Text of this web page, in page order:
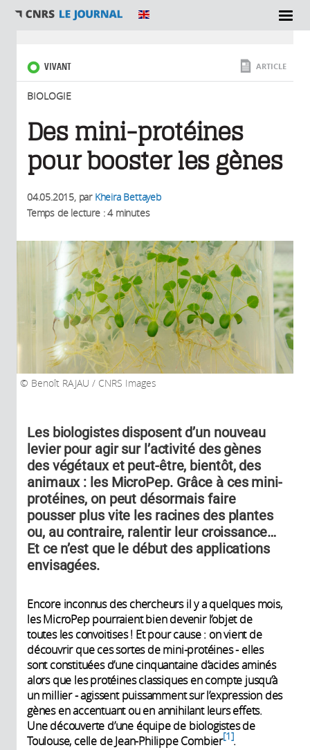
SECTIONS
VIVANT
BIOLOGIE
ARTICLE
Des mini-protéines
pour booster les gènes
04.05.2015, par Kheira Bettayeb
Temps de lecture : 4 minutes
Benoît RAJAU / CNRS Images
Les biologistes disposent d’un nouveau
levier pour agir sur l’activité des gènes
des végétaux et peut-être, bientôt, des
animaux : les MicroPep. Grâce à ces mini-
protéines, on peut désormais faire
pousser plus vite les racines des plantes
ou, au contraire, ralentir leur croissance…
Et ce n’est que le début des applications
envisagées.
Encore inconnus des chercheurs il y a quelques mois,
les MicroPep pourraient bien devenir l’objet de
toutes les convoitises ! Et pour cause : on vient de
découvrir que ces sortes de mini-protéines - elles
sont constituées d’une cinquantaine d’acides aminés
alors que les protéines classiques en compte jusqu’à
un millier - agissent puissamment sur l’expression des
gènes en accentuant ou en annihilant leurs effets.
Une découverte d’une équipe de biologistes de
Toulouse, celle de Jean-Philippe Combier 1 .